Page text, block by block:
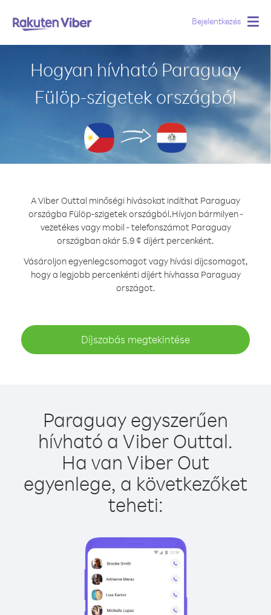
Bejelentkezés
Hogyan hívható Paraguay
Fülöp-szigetek országból
A Viber Outtal minőségi hívásokat indíthat Paraguay
országba Fülöp-szigetek országból.Hívjon bármilyen -
vezetékes vagy mobil - telefonszámot Paraguay
országban akár 5.9 ¢ díjért percenként.
Vásároljon egyenlegcsomagot vagy hívási díjcsomagot,
hogy a legjobb percenkénti díjért hívhassa Paraguay
országot.
Díjszabás megtekintése
Paraguay egyszerűen
hívható a Viber Outtal.
Ha van Viber Out
egyenlege, a következőket
teheti: